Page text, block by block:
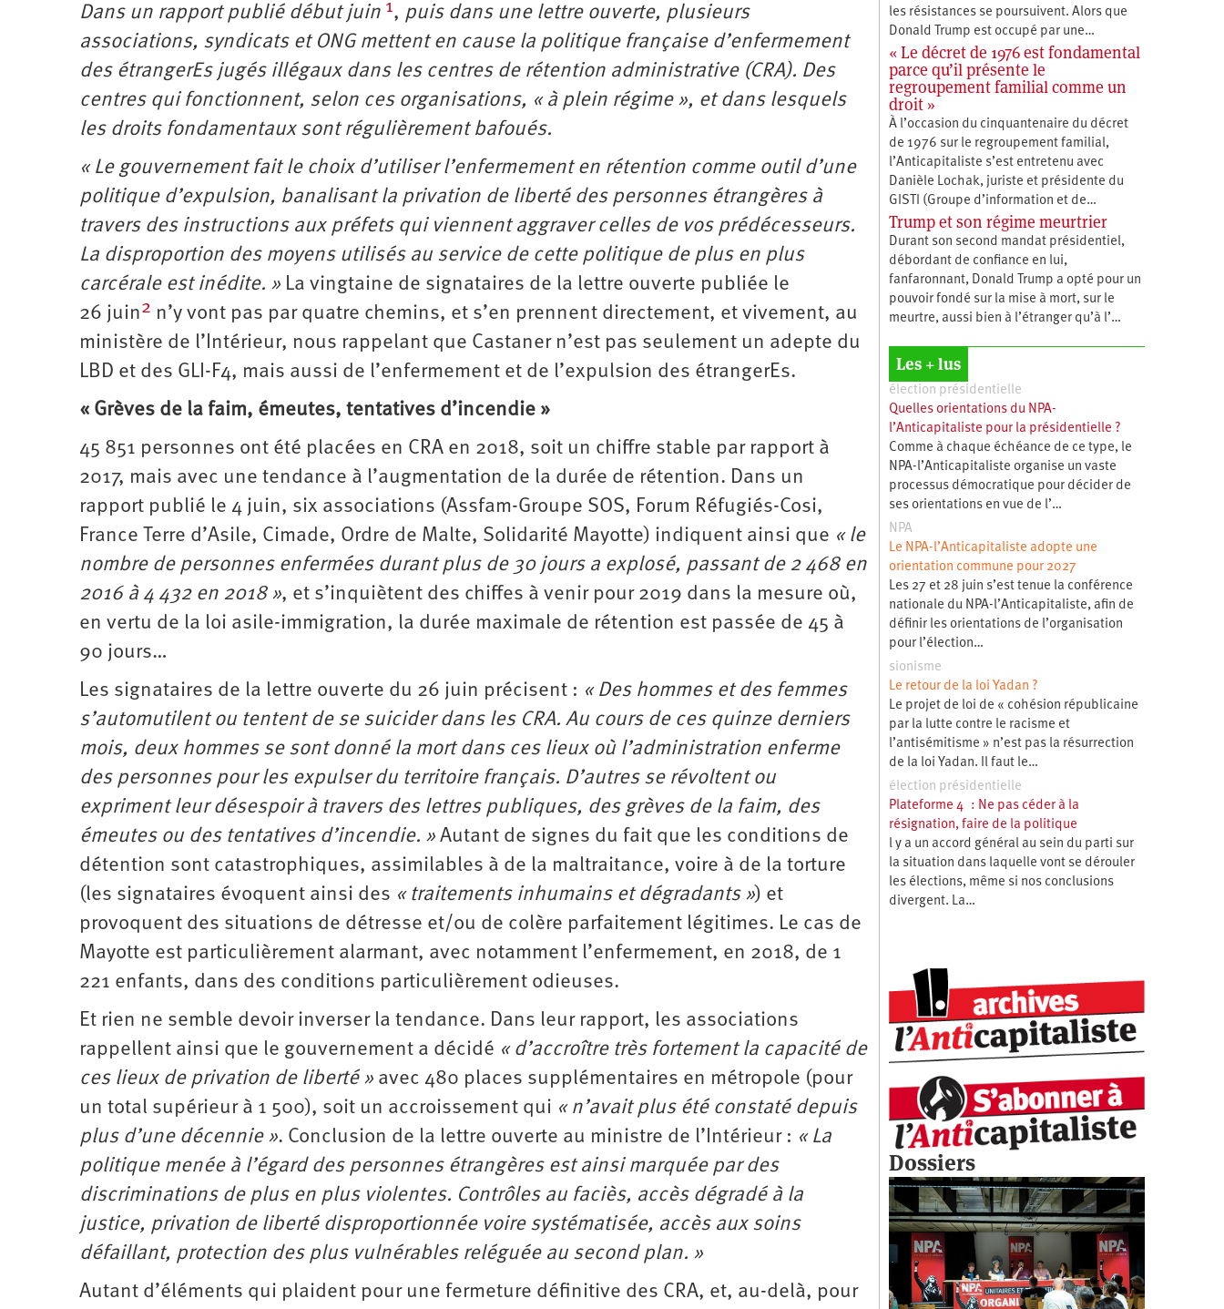
Dans un rapport publié début juin 1, puis dans une lettre ouverte, plusieurs
associations, syndicats et ONG mettent en cause la politique française d’enfermement
des étrangerEs jugés illégaux dans les centres de rétention administrative (CRA). Des
centres qui fonctionnent, selon ces organisations, « à plein régime », et dans lesquels
les droits fondamentaux sont régulièrement bafoués.
« Le gouvernement fait le choix d’utiliser l’enfermement en rétention comme outil d’une
politique d’expulsion, banalisant la privation de liberté des personnes étrangères à
travers des instructions aux préfets qui viennent aggraver celles de vos prédécesseurs.
La disproportion des moyens utilisés au service de cette politique de plus en plus
carcérale est inédite. » La vingtaine de signataires de la lettre ouverte publiée le
26 juin2 n’y vont pas par quatre chemins, et s’en prennent directement, et vivement, au
ministère de l’Intérieur, nous rappelant que Castaner n’est pas seulement un adepte du
LBD et des GLI-F4, mais aussi de l’enfermement et de l’expulsion des étrangerEs.
« Grèves de la faim, émeutes, tentatives d’incendie »
45 851 personnes ont été placées en CRA en 2018, soit un chiffre stable par rapport à
2017, mais avec une tendance à l’augmentation de la durée de rétention. Dans un
rapport publié le 4 juin, six associations (Assfam-Groupe SOS, Forum Réfugiés-Cosi,
France Terre d’Asile, Cimade, Ordre de Malte, Solidarité Mayotte) indiquent ainsi que « le
nombre de personnes enfermées durant plus de 30 jours a explosé, passant de 2 468 en
2016 à 4 432 en 2018 », et s’inquiètent des chiffes à venir pour 2019 dans la mesure où,
en vertu de la loi asile-immigration, la durée maximale de rétention est passée de 45 à
90 jours…
Les signataires de la lettre ouverte du 26 juin précisent : « Des hommes et des femmes
s’automutilent ou tentent de se suicider dans les CRA. Au cours de ces quinze derniers
mois, deux hommes se sont donné la mort dans ces lieux où l’administration enferme
des personnes pour les expulser du territoire français. D’autres se révoltent ou
expriment leur désespoir à travers des lettres publiques, des grèves de la faim, des
émeutes ou des tentatives d’incendie. » Autant de signes du fait que les conditions de
détention sont catastrophiques, assimilables à de la maltraitance, voire à de la torture
(les signataires évoquent ainsi des « traitements inhumains et dégradants ») et
provoquent des situations de détresse et/ou de colère parfaitement légitimes. Le cas de
Mayotte est particulièrement alarmant, avec notamment l’enfermement, en 2018, de 1
221 enfants, dans des conditions particulièrement odieuses.
Et rien ne semble devoir inverser la tendance. Dans leur rapport, les associations
rappellent ainsi que le gouvernement a décidé « d’accroître très fortement la capacité de
ces lieux de privation de liberté » avec 480 places supplémentaires en métropole (pour
un total supérieur à 1 500), soit un accroissement qui « n’avait plus été constaté depuis
plus d’une décennie ». Conclusion de la lettre ouverte au ministre de l’Intérieur : « La
politique menée à l’égard des personnes étrangères est ainsi marquée par des
discriminations de plus en plus violentes. Contrôles au faciès, accès dégradé à la
justice, privation de liberté disproportionnée voire systématisée, accès aux soins
défaillant, protection des plus vulnérables reléguée au second plan. »
Autant d’éléments qui plaident pour une fermeture définitive des CRA, et, au-delà, pour
les résistances se poursuivent. Alors que
Donald Trump est occupé par une…
« Le décret de 1976 est fondamental
parce qu’il présente le
regroupement familial comme un
droit »
À l’occasion du cinquantenaire du décret
de 1976 sur le regroupement familial,
l’Anticapitaliste s’est entretenu avec
Danièle Lochak, juriste et présidente du
GISTI (Groupe d’information et de…
Trump et son régime meurtrier
Durant son second mandat présidentiel,
débordant de confiance en lui,
fanfaronnant, Donald Trump a opté pour un
pouvoir fondé sur la mise à mort, sur le
meurtre, aussi bien à l’étranger qu’à l’…
Les + lus
élection présidentielle
Quelles orientations du NPA-
l’Anticapitaliste pour la présidentielle ?
Comme à chaque échéance de ce type, le
NPA-l’Anticapitaliste organise un vaste
processus démocratique pour décider de
ses orientations en vue de l’…
NPA
Le NPA-l’Anticapitaliste adopte une
orientation commune pour 2027
Les 27 et 28 juin s’est tenue la conférence
nationale du NPA-l’Anticapitaliste, afin de
définir les orientations de l’organisation
pour l’élection…
sionisme
Le retour de la loi Yadan ?
Le projet de loi de « cohésion républicaine
par la lutte contre le racisme et
l’antisémitisme » n’est pas la résurrection
de la loi Yadan. Il faut le…
élection présidentielle
Plateforme 4 : Ne pas céder à la
résignation, faire de la politique
l y a un accord général au sein du parti sur
la situation dans laquelle vont se dérouler
les élections, même si nos conclusions
divergent. La…
Dossiers